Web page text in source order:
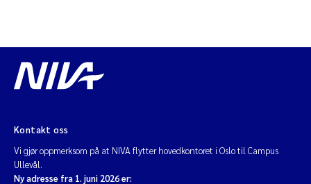
Kontakt oss
Vi gjør oppmerksom på at NIVA flytter hovedkontoret i Oslo til Campus
Ullevål.
Ny adresse fra 1. juni 2026 er: